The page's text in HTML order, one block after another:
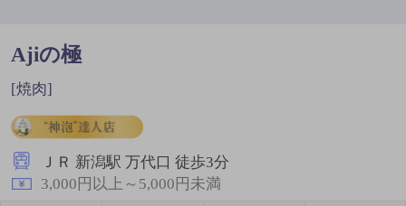
Ajiの極
[焼肉]
ＪＲ 新潟駅 万代口 徒歩3分
3,000円以上～5,000円未満